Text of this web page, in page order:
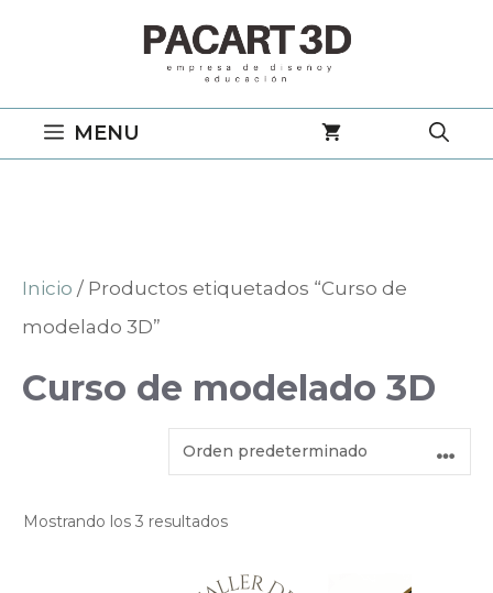
MENU
Inicio / Productos etiquetados “Curso de
modelado 3D”
Curso de modelado 3D
Mostrando los 3 resultados